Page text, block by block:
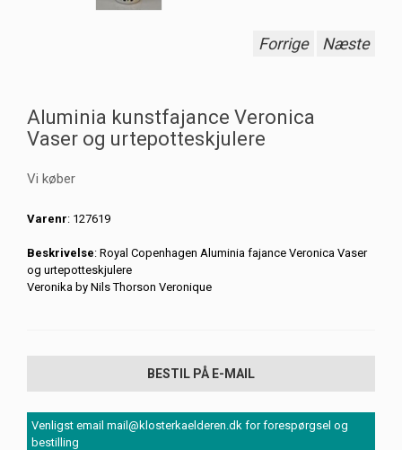
Forrige Næste
Aluminia kunstfajance Veronica
Vaser og urtepotteskjulere
Vi køber
Varenr: 127619
Beskrivelse: Royal Copenhagen Aluminia fajance Veronica Vaser
og urtepotteskjulere
Veronika by Nils Thorson Veronique
BESTIL PÅ E-MAIL
Venligst email mail@klosterkaelderen.dk for forespørgsel og
bestilling